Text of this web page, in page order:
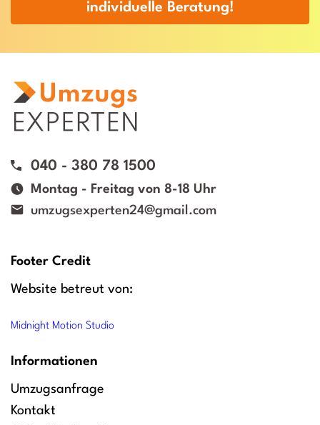
individuelle Beratung!
040 - 380 78 1500
Montag - Freitag von 8-18 Uhr
umzugsexperten24@gmail.com
Footer Credit
Website betreut von:
Midnight Motion Studio
Informationen
Umzugsanfrage
Kontakt